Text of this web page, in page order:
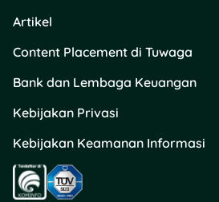
Artikel
Content Placement di Tuwaga
Bank dan Lembaga Keuangan
Kebijakan Privasi
Kebijakan Keamanan Informasi